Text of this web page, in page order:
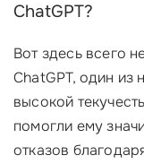
ChatGPT?
Вот здесь всего
ChatGPT, один из
высокой
помогли ему
отказов